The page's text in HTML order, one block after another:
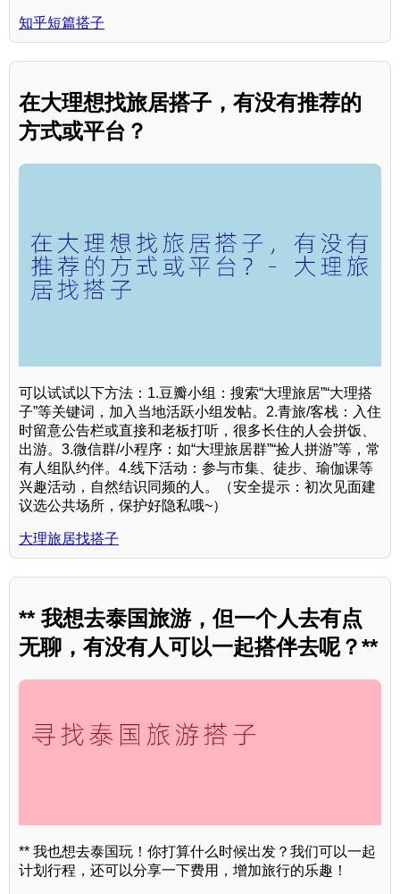
知乎短篇搭子
在大理想找旅居搭子，有没有推荐的
方式或平台？
可以试试以下方法：1.豆瓣小组：搜索“大理旅居”“大理搭
子”等关键词，加入当地活跃小组发帖。2.青旅/客栈：入住
时留意公告栏或直接和老板打听，很多长住的人会拼饭、
出游。3.微信群/小程序：如“大理旅居群”“捡人拼游”等，常
有人组队约伴。4.线下活动：参与市集、徒步、瑜伽课等
兴趣活动，自然结识同频的人。（安全提示：初次见面建
议选公共场所，保护好隐私哦~）
大理旅居找搭子
** 我想去泰国旅游，但一个人去有点
无聊，有没有人可以一起搭伴去呢？**
** 我也想去泰国玩！你打算什么时候出发？我们可以一起
计划行程，还可以分享一下费用，增加旅行的乐趣！